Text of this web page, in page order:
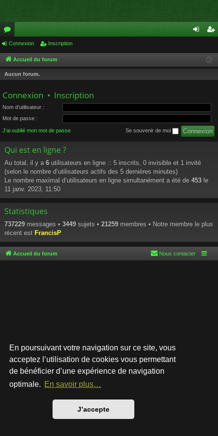
En poursuivant votre navigation sur ce site, vous
acceptez l’utilisation de cookies vous permettant
de bénéficier d’une expérience de navigation
optimale. En savoir plus…
J’accepte
or
u
m
cri
Connexion Inscription
Accueil du forum
Aucun forum.
Connexion • Inscription
Nom d’utilisateur :
Mot de passe :
J’ai oublié mon mot de passe Se souvenir de moi
Qui est en ligne ?
Au total, il y a 6 utilisateurs en ligne :: 5 inscrits, 0 invisible et 1 invité
(selon le nombre d’utilisateurs actifs des 5 dernières minutes)
Le nombre maximal d’utilisateurs en ligne simultanément a été de 453 le
11 janv. 2023, 11:50
Statistiques
737229 messages • 3449 sujets • 21259 membres • Notre membre le plus
récent est FrancisP
Accueil du forum Nous contacter
Développé parphpBB® Forum Software © phpBB Limited
Style par
Traduction française officielle